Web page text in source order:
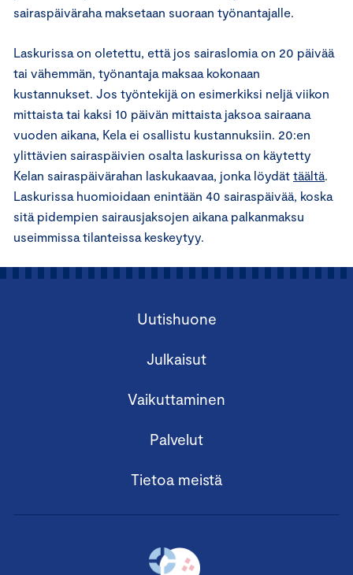
sairaspäiväraha maksetaan suoraan työnantajalle.
Laskurissa on oletettu, että jos sairaslomia on 20 päivää
tai vähemmän, työnantaja maksaa kokonaan
kustannukset. Jos työntekijä on esimerkiksi neljä viikon
mittaista tai kaksi 10 päivän mittaista jaksoa sairaana
vuoden aikana, Kela ei osallistu kustannuksiin. 20:en
ylittävien sairaspäivien osalta laskurissa on käytetty
Kelan sairaspäivärahan laskukaavaa, jonka löydät täältä.
Laskurissa huomioidaan enintään 40 sairaspäivää, koska
sitä pidempien sairausjaksojen aikana palkanmaksu
useimmissa tilanteissa keskeytyy.
Uutishuone
Julkaisut
Vaikuttaminen
Palvelut
Tietoa meistä